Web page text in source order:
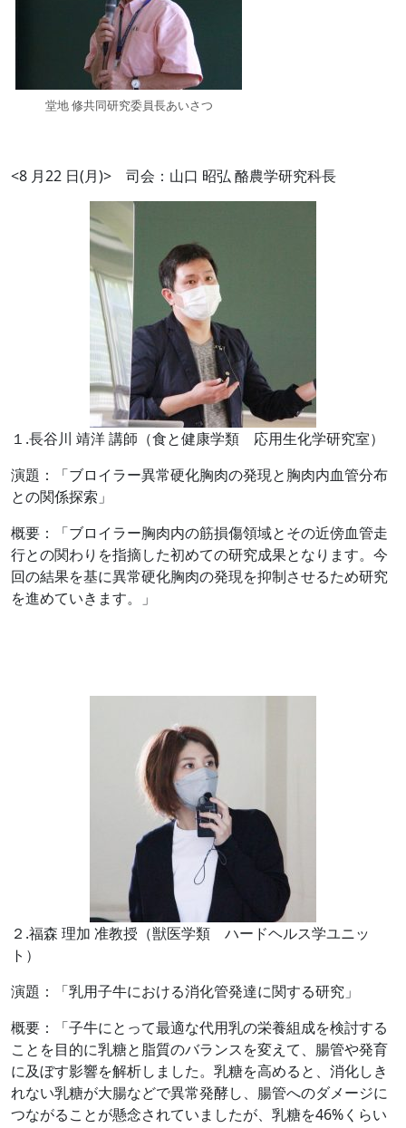
堂地 修共同研究委員長あいさつ
<8 月22 日(月)> 司会：山口 昭弘 酪農学研究科長
１.長谷川 靖洋 講師（食と健康学類 応用生化学研究室）
演題：「ブロイラー異常硬化胸肉の発現と胸肉内血管分布
との関係探索」
概要：「ブロイラー胸肉内の筋損傷領域とその近傍血管走
行との関わりを指摘した初めての研究成果となります。今
回の結果を基に異常硬化胸肉の発現を抑制させるため研究
を進めていきます。」
２.福森 理加 准教授（獣医学類 ハードヘルス学ユニッ
ト）
演題：「乳用子牛における消化管発達に関する研究」
概要：「子牛にとって最適な代用乳の栄養組成を検討する
ことを目的に乳糖と脂質のバランスを変えて、腸管や発育
に及ぼす影響を解析しました。乳糖を高めると、消化しき
れない乳糖が大腸などで異常発酵し、腸管へのダメージに
つながることが懸念されていましたが、乳糖を46%くらい